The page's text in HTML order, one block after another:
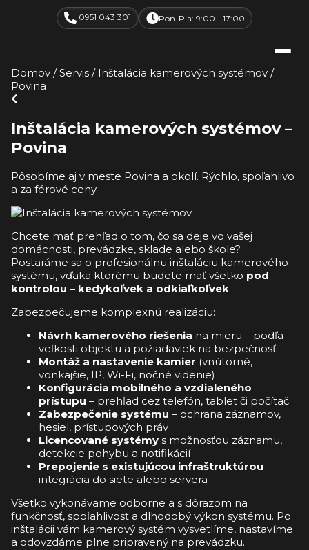
0951 043 301 Pon-Pia: 9:00 - 17:00
Domov / Servis / Inštalácia kamerových systémov /
Povina
Inštalácia kamerových systémov –
Povina
Pôsobíme aj v meste Povina a okolí. Rýchlo, spoľahlivo
a za férové ceny.
Chcete mať prehľad o tom, čo sa deje vo vašej
domácnosti, prevádzke, sklade alebo škole?
Postaráme sa o profesionálnu inštaláciu kamerového
systému, vďaka ktorému budete mať všetko pod
kontrolou – kedykoľvek a odkiaľkoľvek.
Zabezpečujeme komplexnú realizáciu:
Návrh kamerového riešenia na mieru – podľa
veľkosti objektu a požiadaviek na bezpečnosť
Montáž a nastavenie kamier (vnútorné,
vonkajšie, IP, Wi-Fi, nočné videnie)
Konfigurácia mobilného a vzdialeného
prístupu – prehľad cez telefón, tablet či počítač
Zabezpečenie systému – ochrana záznamov,
hesiel, prístupových práv
Licencované systémy s možnosťou záznamu,
detekcie pohybu a notifikácií
Prepojenie s existujúcou infraštruktúrou –
integrácia do siete alebo servera
Všetko vykonávame odborne a s dôrazom na
funkčnosť, spoľahlivosť a dlhodobý výkon systému. Po
inštalácii vám kamerový systém vysvetlíme, nastavíme
a odovzdáme plne pripravený na prevádzku.